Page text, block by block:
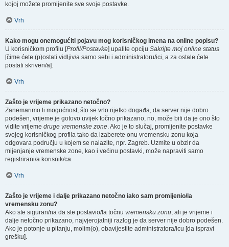
kojoj možete promijenite sve svoje postavke.
Vrh
Kako mogu onemogućiti pojavu mog korisničkog imena na online popisu?
U korisničkom profilu [Profil/Postavke] upalite opciju Sakrijte moj online status
[čime ćete (p)ostati vidljiv/a samo sebi i administratoru/ici, a za ostale ćete
postati skriven/a].
Vrh
Zašto je vrijeme prikazano netočno?
Zanemarimo li mogućnost, što se vrlo rijetko događa, da server nije dobro
podešen, vrijeme je gotovo uvijek točno prikazano, no, može biti da je ono što
vidite vrijeme druge vremenske zone. Ako je to slučaj, promijenite postavke
svojeg korisničkog profila tako da izaberete onu vremensku zonu koja
odgovara području u kojem se nalazite, npr. Zagreb. Uzmite u obzir da
mijenjanje vremenske zone, kao i većinu postavki, može napraviti samo
registrirani/a korisnik/ca.
Vrh
Zašto je vrijeme i dalje prikazano netočno iako sam promijenio/la
vremensku zonu?
Ako ste siguran/na da ste postavio/la točnu vremensku zonu, ali je vrijeme i
dalje netočno prikazano, najvjerojatniji razlog je da server nije dobro podešen.
Ako je potonje u pitanju, molim(o), obavijestite administratora/icu [da ispravi
grešku].